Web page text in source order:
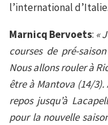
l’international d’Italie.
Marnicq Bervoets: «
courses de pré-
Nous allons rouler à
être à Mantova (14/
repos jusqu’à
pour la nouvelle